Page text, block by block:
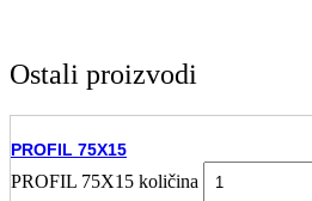
Ostali proizvodi
PROFIL 75X15
PROFIL 75X15 količina